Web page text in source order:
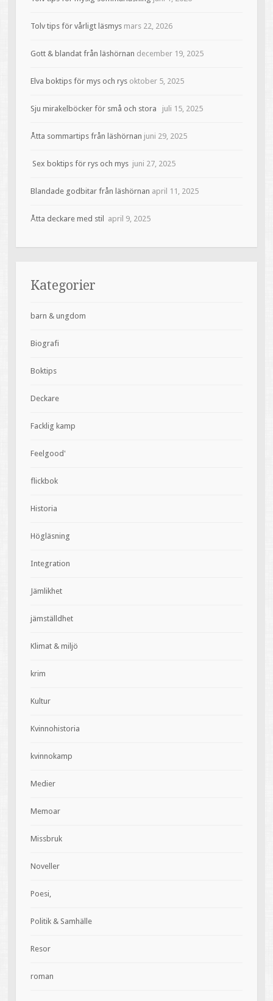
Tolv tips för vårligt läsmys mars 22, 2026
Gott & blandat från läshörnan december 19, 2025
Elva boktips för mys och rys oktober 5, 2025
Sju mirakelböcker för små och stora juli 15, 2025
Åtta sommartips från läshörnan juni 29, 2025
Sex boktips för rys och mys juni 27, 2025
Blandade godbitar från läshörnan april 11, 2025
Åtta deckare med stil april 9, 2025
Kategorier
barn & ungdom
Biografi
Boktips
Deckare
Facklig kamp
Feelgood'
flickbok
Historia
Högläsning
Integration
Jämlikhet
jämställdhet
Klimat & miljö
krim
Kultur
Kvinnohistoria
kvinnokamp
Medier
Memoar
Missbruk
Noveller
Poesi,
Politik & Samhälle
Resor
roman